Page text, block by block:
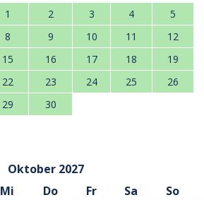
1 2 3 4
5
8 9 10 11
12
15 16 17 18
19
22 23 24 25
26
29 30
Oktober 2027
Mi Do Fr Sa So